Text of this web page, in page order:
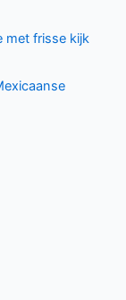
met frisse kijk